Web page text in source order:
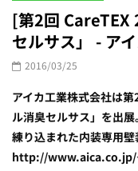
[第2回 CareTEX
セルサス」 - ​ア
2016/03/25
アイカ工業株式会社は
ル消臭セルサス」を出
練り込まれた内装専用
http://